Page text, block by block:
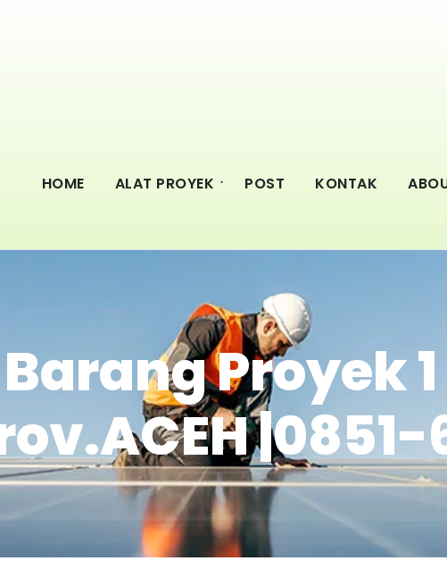
HOME ALAT PROYEK POST KONTAK
Proyek 1